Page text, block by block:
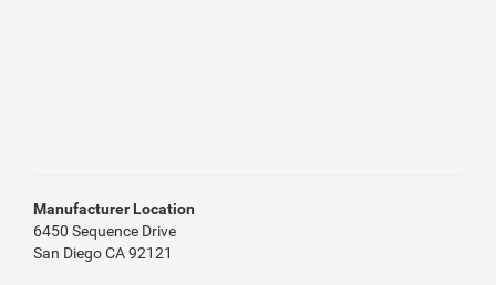
Manufacturer Location
6450 Sequence Drive
San Diego CA 92121